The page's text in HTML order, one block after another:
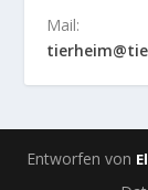
Mail:
Entworfen von